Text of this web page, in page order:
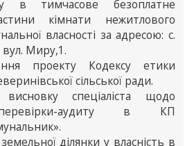
в тимчасове безоплатне
кімнати нежитлового
власності за адресою: с.
Миру,1.
проекту Кодексу етики
сільської ради.
спеціаліста щодо
аудиту в КП
ділянки у власність в